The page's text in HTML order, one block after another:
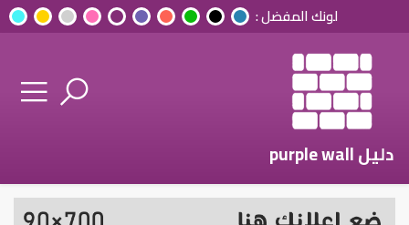
لونك المفضل :
دليل purple wall